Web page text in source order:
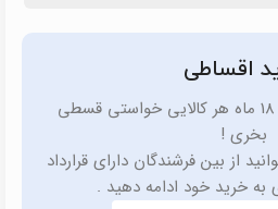
اقساطی
همین الان می تونی تا 18 ماه هر کالایی خواستی قسطی
بخری !
از بین فرشندگان دارای قرارداد
به خرید خود ادامه دهید .